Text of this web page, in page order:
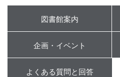
図書館案内
企画・イベント
よくある質問と回答